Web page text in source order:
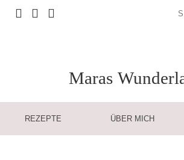
Maras
REZEPTE ÜBER MICH